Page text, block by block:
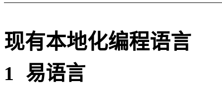
现有本地化编程语言
1 易语言